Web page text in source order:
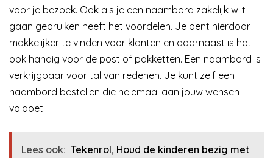
voor je bezoek. Ook als je een naambord zakelijk wilt
gaan gebruiken heeft het voordelen. Je bent hierdoor
makkelijker te vinden voor klanten en daarnaast is het
ook handig voor de post of pakketten. Een naambord is
verkrijgbaar voor tal van redenen. Je kunt zelf een
naambord bestellen die helemaal aan jouw wensen
voldoet.
Lees ook: Tekenrol, Houd de kinderen bezig met